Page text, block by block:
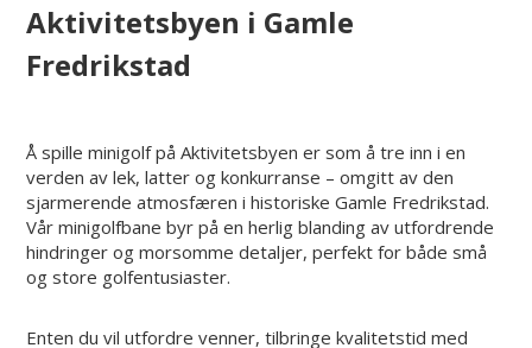
Aktivitetsbyen i Gamle
Fredrikstad
Å spille minigolf på Aktivitetsbyen er som å tre inn i en
verden av lek, latter og konkurranse – omgitt av den
sjarmerende atmosfæren i historiske Gamle Fredrikstad.
Vår minigolfbane byr på en herlig blanding av utfordrende
hindringer og morsomme detaljer, perfekt for både små
og store golfentusiaster.
Enten du vil utfordre venner, tilbringe kvalitetstid med